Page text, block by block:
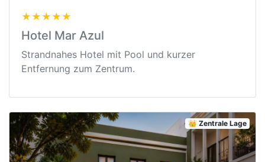
★★★★★
Hotel Mar Azul
Strandnahes Hotel mit Pool und kurzer
Entfernung zum Zentrum.
👑 Zentrale Lage